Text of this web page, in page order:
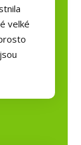
velké